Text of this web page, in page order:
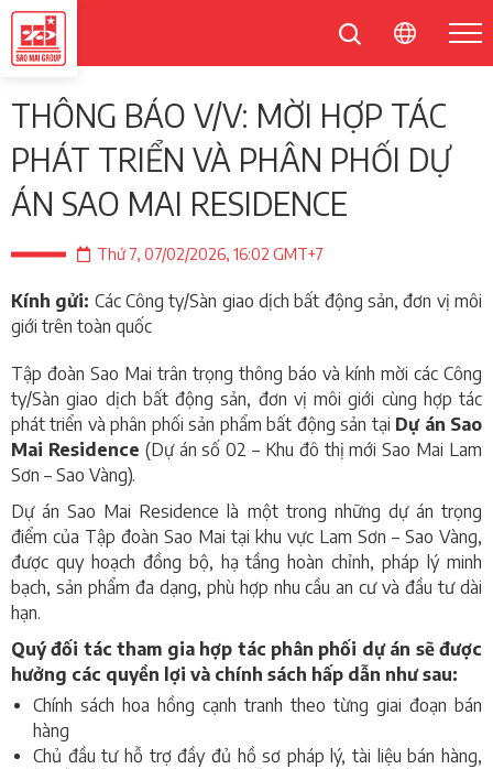
THÔNG BÁO V/V: MỜI HỢP TÁC
PHÁT TRIỂN VÀ PHÂN PHỐI DỰ
ÁN SAO MAI RESIDENCE
Thứ 7, 07/02/2026, 16:02 GMT+7
Kính gửi: Các Công ty/Sàn giao dịch bất động sản,đơn vị môi
giới trên toàn quốc
Tập đoàn Sao Mai trân trọng thông báo và kính mời các Công
ty/Sàn giao dịch bất động sản, đơn vị môi giới cùng hợp tác
phát triển và phân phối sản phẩm bất động sản tại Dự án Sao
Mai Residence (Dự án số 02 – Khu đô thị mới Sao Mai Lam
Sơn – Sao Vàng).
Dự án Sao Mai Residence là một trong những dự án trọng
điểm của Tập đoàn Sao Mai tại khu vực Lam Sơn – Sao Vàng,
được quy hoạch đồng bộ, hạ tầng hoàn chỉnh, pháp lý minh
bạch, sản phẩm đa dạng, phù hợp nhu cầu an cư và đầu tư dài
hạn.
Quý đối tác tham gia hợp tác phân phối dự án sẽ được
hưởng các quyền lợi và chính sách hấp dẫn như sau:
Chính sách hoa hồng cạnh tranh theo từng giai đoạn bán
hàng
Chủ đầu tư hỗ trợ đầy đủ hồ sơ pháp lý, tài liệu bán hàng,